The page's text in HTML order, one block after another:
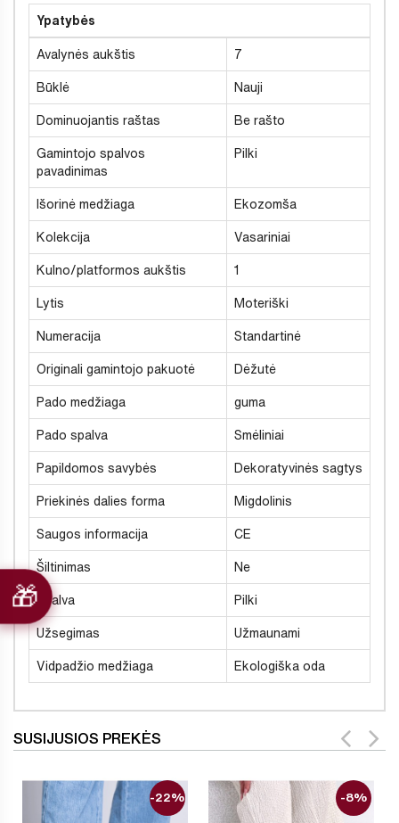
Ypatybės
Avalynės aukštis 7
Būklė Nauji
Dominuojantis raštas Be rašto
Gamintojo spalvos
pavadinimas
Pilki
Išorinė medžiaga Ekozomša
Kolekcija Vasariniai
Kulno/platformos aukštis 1
Lytis Moteriški
Numeracija Standartinė
Originali gamintojo pakuotė Dėžutė
Pado medžiaga guma
Pado spalva Smėliniai
Papildomos savybės Dekoratyvinės sagtys
Priekinės dalies forma Migdolinis
Saugos informacija CE
Šiltinimas Ne
Spalva Pilki
Užsegimas Užmaunami
Vidpadžio medžiaga Ekologiška oda
SUSIJUSIOS PREKĖS
-22% -8%